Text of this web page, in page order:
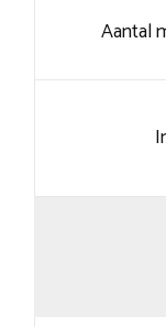
Aantal